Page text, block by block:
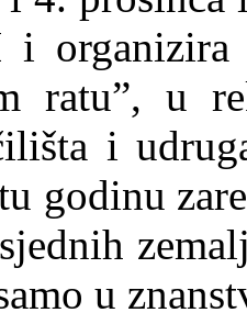
i
ratu”, u
i
godinu
u